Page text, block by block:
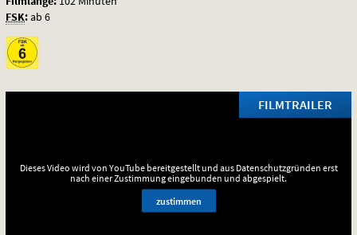
FSK:ab 6
FILMTRAILER
Dieses Video wird von YouTube bereitgestellt und aus Datenschutzgründen erst
nach einer Zustimmung eingebunden und abgespielt.
zustimmen